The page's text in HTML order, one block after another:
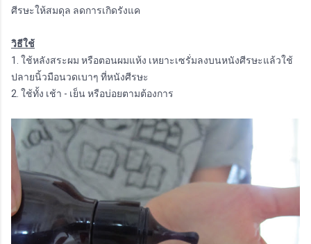
ศีรษะให้สมดุล ลดการเกิดรังแค
วิธีใช้
1. ใช้หลังสระผม หรือตอนผมแห้ง เหยาะเซรั่มลงบนหนังศีรษะแล้วใช้
ปลายนิ้วมือนวดเบาๆ ที่หนังศีรษะ
2. ใช้ทั้ง เช้า - เย็น หรือบ่อยตามต้องการ